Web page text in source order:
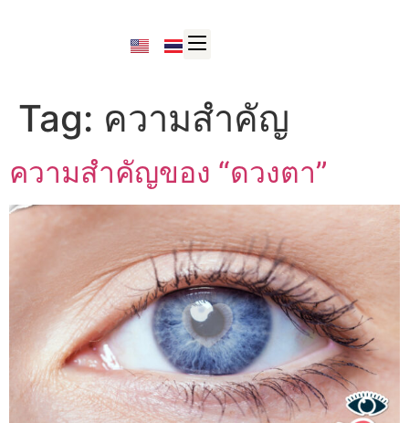
Tag: ความสำคัญ
ความสำคัญของ “ดวงตา”